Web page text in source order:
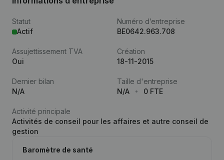
Statut
Actif
Numéro d’entreprise
BE0642.963.708
Assujettissement TVA
Oui
Création
18-11-2015
Dernier bilan
N/A
Taille d'entreprise
N/A
0 FTE
Activité principale
Activités de conseil pour les affaires et autre conseil de
gestion
Baromètre de santé